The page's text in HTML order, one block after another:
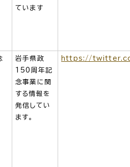
ています
岩手県政
150周年記
念事業に関
する情報を
発信してい
ます。
https://